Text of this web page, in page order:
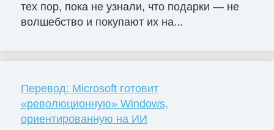
тех пор, пока не узнали, что подарки — не
волшебство и покупают их на...
Перевод: Microsoft готовит
«революционную» Windows,
ориентированную на ИИ